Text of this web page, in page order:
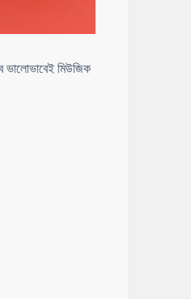
ভালোভাবেই মিউজিক